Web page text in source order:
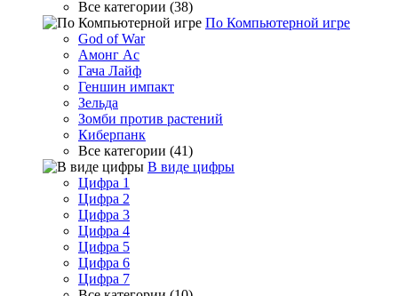
Все категории (38)
По Компьютерной игре
God of War
Амонг Ас
Гача Лайф
Геншин импакт
Зельда
Зомби против растений
Киберпанк
Все категории (41)
В виде цифры
Цифра 1
Цифра 2
Цифра 3
Цифра 4
Цифра 5
Цифра 6
Цифра 7